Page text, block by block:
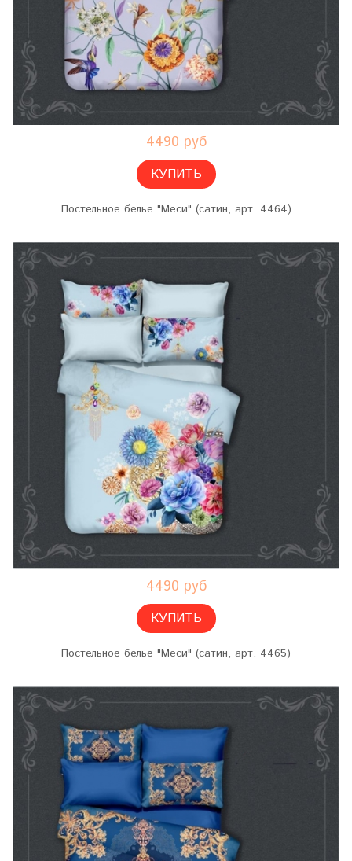
4490 руб
КУПИТЬ
Постельное белье "Меси" (сатин, арт. 4464)
4490 руб
КУПИТЬ
Постельное белье "Меси" (сатин, арт. 4465)